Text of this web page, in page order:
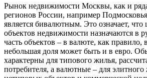
Рынок недвижимости Москвы, как и
регионов России, например
является бивалютным. Это означает, что
объектов недвижимости назначаются в
часть объектов – в валюте, как правило,
небольшая доля может быть и в евро.
характерны для типового жилья,
потребителя, а валютные – для элитного